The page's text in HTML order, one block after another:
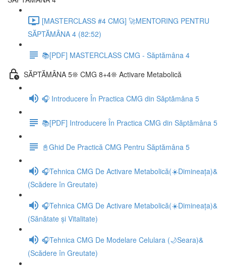
[MASTERCLASS #4 CMG] 🚀MENTORING PENTRU
SĂPTĂMÂNA 4 (82:52)
📚[PDF] MASTERCLASS CMG - Săptămâna 4
SĂPTĂMÂNA 5❊ CMG 8+4❊ Activare Metabolică
🎧 Introducere În Practica CMG din Săptămâna 5
📚[PDF] Introducere În Practica CMG din Săptămâna 5
📓Ghid De Practică CMG Pentru Săptămâna 5
🎧Tehnica CMG De Activare Metabolică(☀️Dimineața)&
(Scădere în Greutate)
🎧Tehnica CMG De Activare Metabolică(☀️Dimineața)&
(Sănătate și Vitalitate)
🎧Tehnica CMG De Modelare Celulara (🌙Seara)&
(Scădere în Greutate)